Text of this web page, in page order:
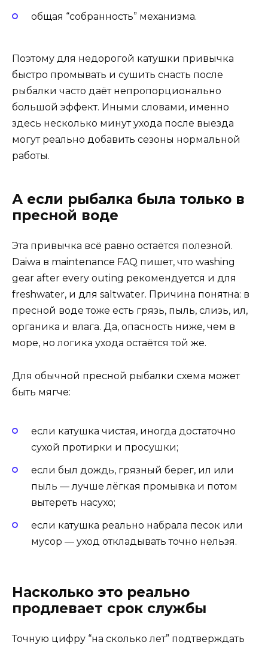
общая “собранность” механизма.
Поэтому для недорогой катушки привычка
быстро промывать и сушить снасть после
рыбалки часто даёт непропорционально
большой эффект. Иными словами, именно
здесь несколько минут ухода после выезда
могут реально добавить сезоны нормальной
работы.
А если рыбалка была только в
пресной воде
Эта привычка всё равно остаётся полезной.
Daiwa в maintenance FAQ пишет, что washing
gear after every outing рекомендуется и для
freshwater, и для saltwater. Причина понятна: в
пресной воде тоже есть грязь, пыль, слизь, ил,
органика и влага. Да, опасность ниже, чем в
море, но логика ухода остаётся той же.
Для обычной пресной рыбалки схема может
быть мягче:
если катушка чистая, иногда достаточно
сухой протирки и просушки;
если был дождь, грязный берег, ил или
пыль — лучше лёгкая промывка и потом
вытереть насухо;
если катушка реально набрала песок или
мусор — уход откладывать точно нельзя.
Насколько это реально
продлевает срок службы
Точную цифру “на сколько лет” подтверждать